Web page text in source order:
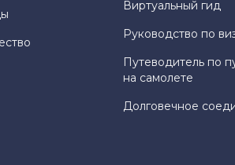
Виртуальный гид
Руководство по
Путеводитель по
на самолете
Долговечное